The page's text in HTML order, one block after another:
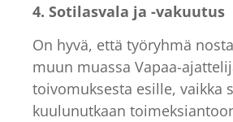
4. Sotilasvala ja -vakuutus
On hyvä, että työryhmä
muun muassa Vapaa-
toivomuksesta esille, vaikka
kuulunutkaan